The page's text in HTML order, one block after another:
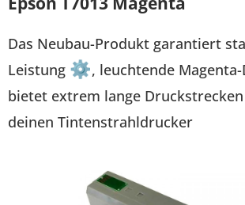
Das Neubau-Produkt garantiert
Leistung ⚙, leuchtende
bietet extrem lange Druckstrecken
deinen Tintenstrahldrucker